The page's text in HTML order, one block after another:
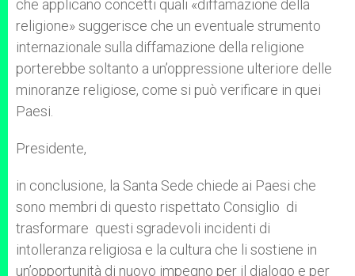
che applicano concetti quali «diffamazione della
religione» suggerisce che un eventuale strumento
internazionale sulla diffamazione della religione
porterebbe soltanto a un’oppressione ulteriore delle
minoranze religiose, come si può verificare in quei
Paesi.
Presidente,
in conclusione, la Santa Sede chiede ai Paesi che
sono membri di questo rispettato Consiglio di
trasformare questi sgradevoli incidenti di
intolleranza religiosa e la cultura che li sostiene in
un’opportunità di nuovo impegno per il dialogo e per